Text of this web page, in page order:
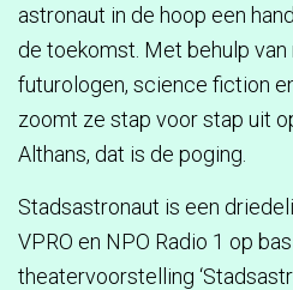
astronaut in de hoop een
de toekomst. Met behulp
futurologen, science fiction
zoomt ze stap voor stap uit
Althans, dat is de poging.
Stadsastronaut is een
VPRO en NPO Radio 1 op
theatervoorstelling